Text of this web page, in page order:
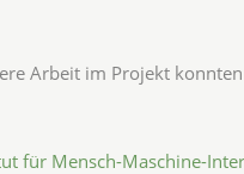
Arbeit im Projekt
für Mensch-Maschine-